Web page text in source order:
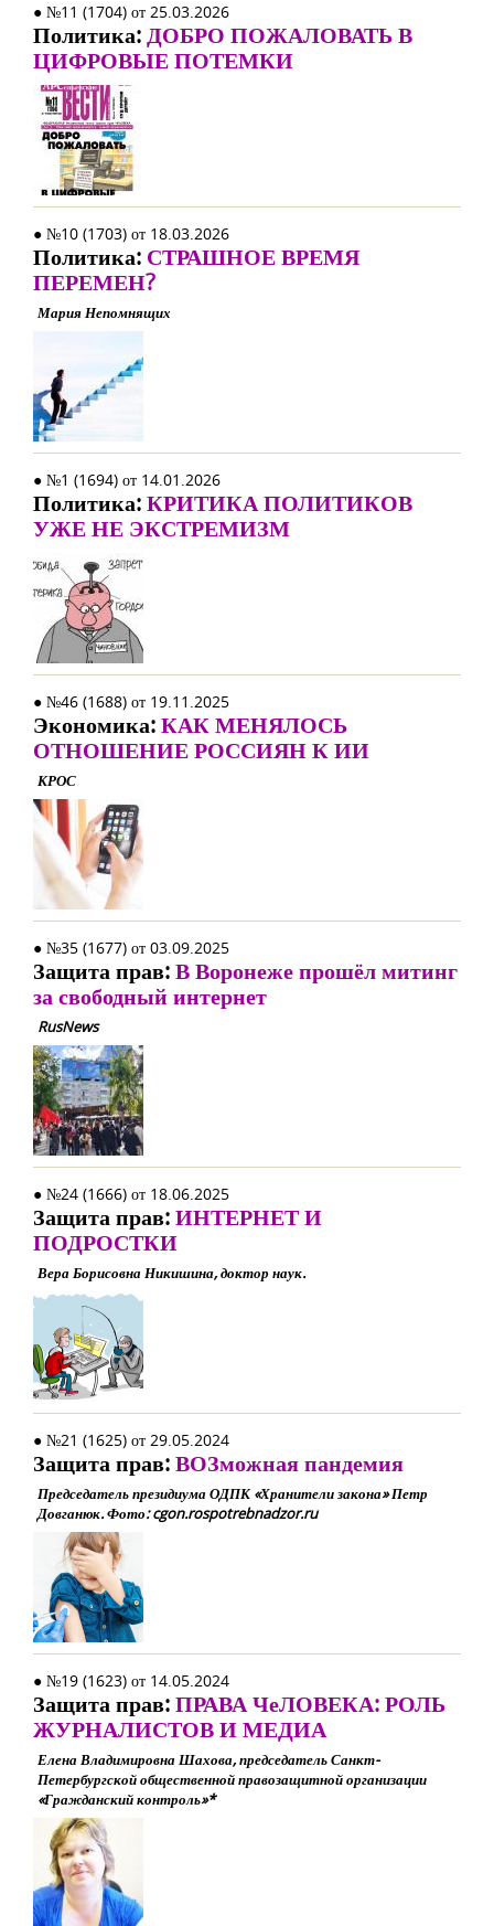
● №11 (1704) от 25.03.2026
Политика:ДОБРО ПОЖАЛОВАТЬ В
ЦИФРОВЫЕ ПОТЕМКИ
● №10 (1703) от 18.03.2026
Политика: СТРАШНОЕ ВРЕМЯ
ПЕРЕМЕН?
Мария Непомнящих
● №1 (1694) от 14.01.2026
Политика:КРИТИКА ПОЛИТИКОВ
УЖЕ НЕ ЭКСТРЕМИЗМ
● №46 (1688) от 19.11.2025
Экономика:КАК МЕНЯЛОСЬ
ОТНОШЕНИЕ РОССИЯН К ИИ
КРОС
● №35 (1677) от 03.09.2025
Защита прав:В Воронеже прошёл митинг
за свободный интернет
RusNews
● №24 (1666) от 18.06.2025
Защита прав:ИНТЕРНЕТ И
ПОДРОСТКИ
Вера Борисовна Никишина, доктор наук.
● №21 (1625) от 29.05.2024
Защита прав:ВОЗможная пандемия
Председатель президиума ОДПК «Хранители закона» Петр
Довганюк. Фото: cgon.rospotrebnadzor.ru
● №19 (1623) от 14.05.2024
Защита прав:ПРАВА ЧеЛОВЕКА: РОЛЬ
ЖУРНАЛИСТОВ И МЕДИА
Елена Владимировна Шахова, председатель Санкт-
Петербургской общественной правозащитной организации
«Гражданский контроль»*